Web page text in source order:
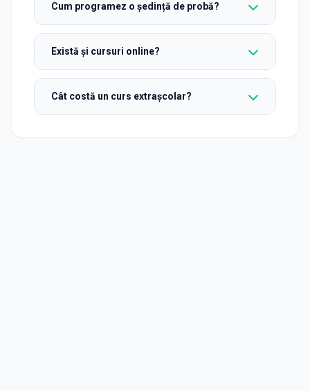
Cum programez o ședință de probă?
Există și cursuri online?
Cât costă un curs extrașcolar?